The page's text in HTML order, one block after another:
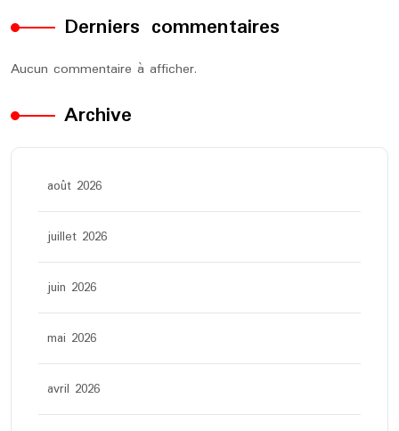
Derniers commentaires
Aucun commentaire à afficher.
Archive
août 2026
juillet 2026
juin 2026
mai 2026
avril 2026